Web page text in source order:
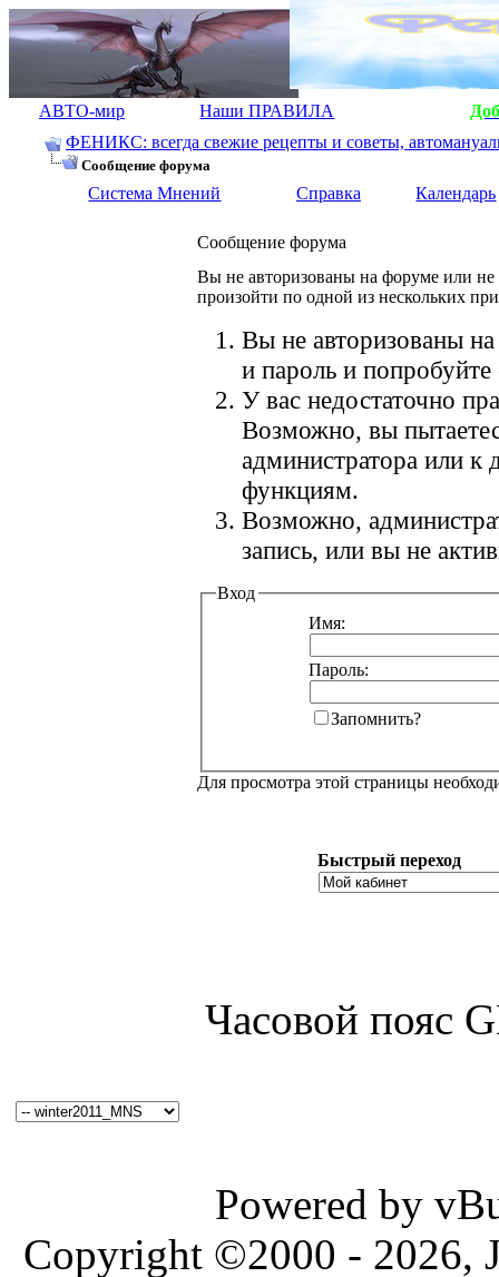
АВТО-мир Наши ПРАВИЛА
ФЕНИКС: всегда свежие рецепты и советы,
Сообщение форума
Система Мнений Справка Календарь
Сообщение форума
Вы не авторизованы на форуме или не
произойти по одной из нескольких
Вы не авторизованы
и пароль и
У вас недостаточно
Возможно, вы
администратора или
функциям.
Возможно,
запись, или вы не
Вход
Имя:
Пароль:
Запомнить?
Для просмотра этой страницы
Быстрый переход
Часовой пояс
Powered by
Copyright ©2000 - 2026,